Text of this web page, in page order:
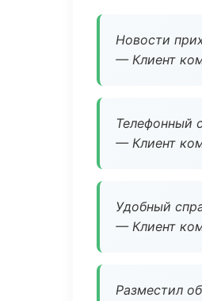
Новости
— Клиент
Телефонный
— Клиент
Удобный
— Клиент
Разместил